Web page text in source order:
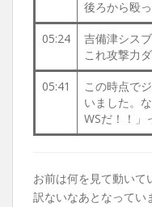
後ろから殴
05:24
吉備津シス
これ攻撃力
05:41
この時点で
いました。
WSだ！！」
お前は何を見て動いて
訳ないなあとなってい